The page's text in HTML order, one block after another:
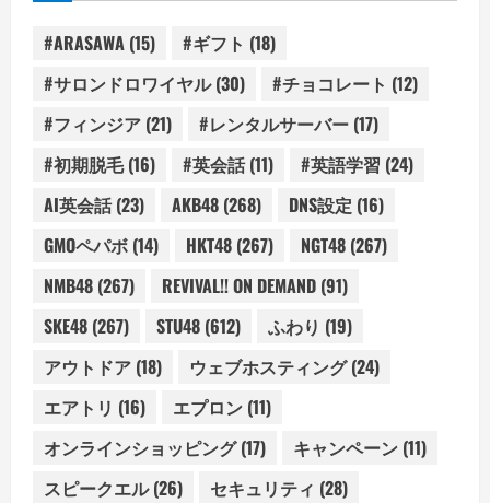
#ARASAWA (15) #ギフト (18)
#サロンドロワイヤル(30) #チョコレート (12)
#フィンジア (21) #レンタルサーバー (17)
#初期脱毛(16) #英会話(11) #英語学習 (24)
AI英会話(23) AKB48 (268) DNS設定 (16)
GMOペパボ (14) HKT48 (267) NGT48 (267)
NMB48 (267) REVIVAL!! ON DEMAND (91)
SKE48 (267) STU48 (612) ふわり (19)
アウトドア (18) ウェブホスティング(24)
エアトリ (16) エプロン (11)
オンラインショッピング(17) キャンペーン (11)
スピークエル(26) セキュリティ (28)